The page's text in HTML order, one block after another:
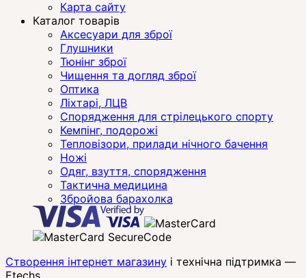
Карта сайту
Каталог товарів
Аксесуари для зброї
Глушники
Тюнінг зброї
Чищення та догляд зброї
Оптика
Ліхтарі, ЛЦВ
Спорядження для стрілецького спорту
Кемпінг, подорожі
Тепловізори, прилади нічного бачення
Ножі
Одяг, взуття, спорядження
Тактична медицина
Збройова барахолка
Створення інтернет магазину і технічна підтримка —